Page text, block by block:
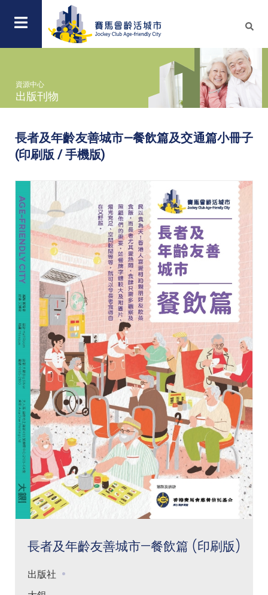
資源中心
出版刊物
長者及年齡友善城市—餐飲篇及交通篇小冊子
(印刷版 / 手機版)
長者及年齡友善城市—餐飲篇 (印刷版)
出版社